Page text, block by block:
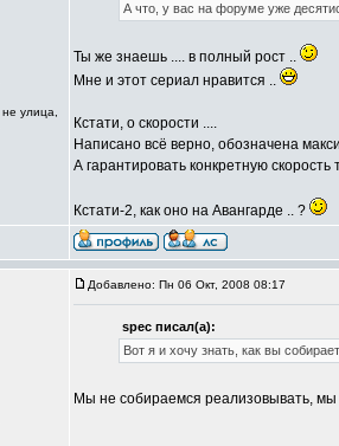
улица,
А что, у вас на форуме уже
Ты же знаешь .... в полный рост ..
Мне и этот сериал нравится ..
Кстати, о скорости ....
Написано всё верно, обозначена
А гарантировать конкретную
Кстати-2, как оно на Авангарде .. ?
Добавлено: Пн 06 Окт, 2008 08:17
spec писал(а):
Вот я и хочу знать, как вы
Мы не собираемся реализовывать,